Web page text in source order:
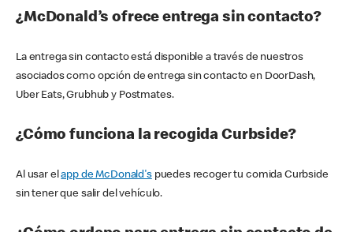
¿McDonald’s ofrece entrega sin contacto?
La entrega sin contacto está disponible a través de nuestros
asociados como opción de entrega sin contacto en DoorDash,
Uber Eats, Grubhub y Postmates.
¿Cómo funciona la recogida Curbside?
Al usar elapp de McDonald'spuedes recoger tu comida Curbside
sin tener que salir del vehículo.